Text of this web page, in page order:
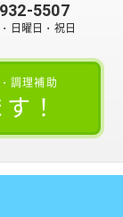
5507
日曜日・祝日
調理補助
！